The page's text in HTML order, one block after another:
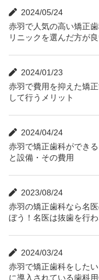
2024/05/24
赤羽で人気の高い矯正
リニックを選んだ方が
2024/01/23
赤羽で費用を抑えた矯
して行うメリット
2024/04/24
赤羽で矯正歯科ができ
と設備・その費用
2023/08/24
赤羽の矯正歯科なら名
ぼう！名医は抜歯を行
2024/03/24
赤羽で矯正歯科をした
に導入されている歯科